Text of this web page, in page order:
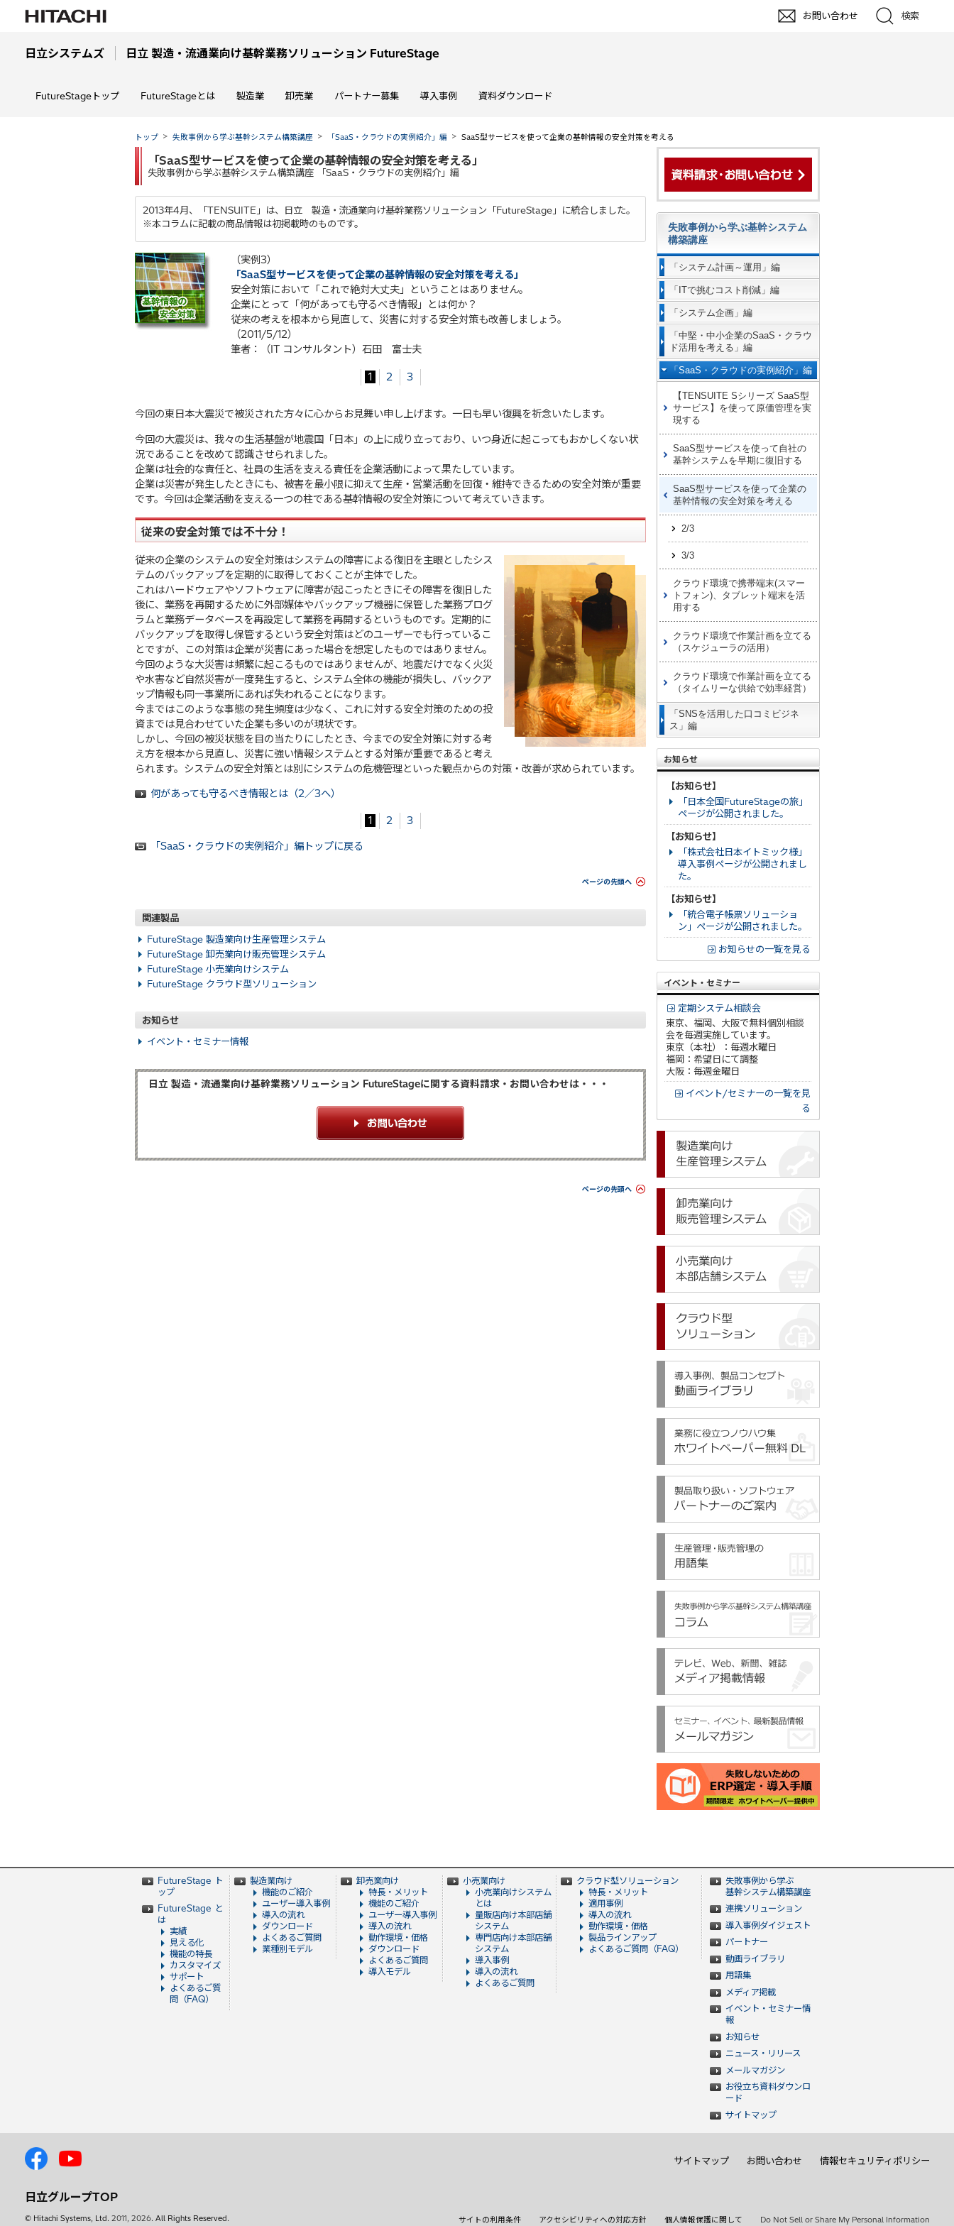
お問い合わせ 検索
日立システムズ 日立 製造・流通業向け基幹業務ソリューション FutureStage
FutureStageトップ FutureStageとは 製造業 卸売業 パートナー募集 導入事例 資料ダウンロード
トップ 失敗事例から学ぶ基幹システム構築講座 「SaaS・クラウドの実例紹介」編 SaaS型サービスを使って企業の基幹情報の安全対策を考える
「SaaS型サービスを使って企業の基幹情報の安全対策を考える」
失敗事例から学ぶ基幹システム構築講座 「SaaS・クラウドの実例紹介」編
2013年4月、「TENSUITE」は、日立 製造・流通業向け基幹業務ソリューション「FutureStage」に統合しました。
※本コラムに記載の商品情報は初掲載時のものです。
（実例3）
「SaaS型サービスを使って企業の基幹情報の安全対策を考える」
安全対策において「これで絶対大丈夫」ということはありません。
企業にとって「何があっても守るべき情報」とは何か？
従来の考えを根本から見直して、災害に対する安全対策も改善しましょう。
（2011/5/12）
筆者：（IT コンサルタント）石田 富士夫
1 2 3
今回の東日本大震災で被災された方々に心からお見舞い申し上げます。一日も早い復興を祈念いたします。
今回の大震災は、我々の生活基盤が地震国「日本」の上に成り立っており、いつ身近に起こってもおかしくない状
況であることを改めて認識させられました。
企業は社会的な責任と、社員の生活を支える責任を企業活動によって果たしています。
企業は災害が発生したときにも、被害を最小限に抑えて生産・営業活動を回復・維持できるための安全対策が重要
です。今回は企業活動を支える一つの柱である基幹情報の安全対策について考えていきます。
従来の安全対策では不十分！
従来の企業のシステムの安全対策はシステムの障害による復旧を主眼としたシス
テムのバックアップを定期的に取得しておくことが主体でした。
これはハードウェアやソフトウェアに障害が起こったときにその障害を復旧した
後に、業務を再開するために外部媒体やバックアップ機器に保管した業務プログ
ラムと業務データベースを再設定して業務を再開するというものです。定期的に
バックアップを取得し保管するという安全対策はどのユーザーでも行っているこ
とですが、この対策は企業が災害にあった場合を想定したものではありません。
今回のような大災害は頻繁に起こるものではありませんが、地震だけでなく火災
や水害など自然災害が一度発生すると、システム全体の機能が損失し、バックア
ップ情報も同一事業所にあれば失われることになります。
今まではこのような事態の発生頻度は少なく、これに対する安全対策のための投
資までは見合わせていた企業も多いのが現状です。
しかし、今回の被災状態を目の当たりにしたとき、今までの安全対策に対する考
え方を根本から見直し、災害に強い情報システムとする対策が重要であると考え
られます。システムの安全対策とは別にシステムの危機管理といった観点からの対策・改善が求められています。
何があっても守るべき情報とは（2／3へ）
1 2
3
「SaaS・クラウドの実例紹介」編トップに戻る
ページの先頭へ
関連製品
FutureStage 製造業向け生産管理システム
FutureStage 卸売業向け販売管理システム
FutureStage 小売業向けシステム
FutureStage クラウド型ソリューション
お知らせ
イベント・セミナー情報
日立 製造・流通業向け基幹業務ソリューション FutureStageに関する資料請求・お問い合わせは・・・
ページの先頭へ
失敗事例から学ぶ基幹システム
構築講座
「システム計画～運用」編
「ITで挑むコスト削減」編
「システム企画」編
「中堅・中小企業のSaaS・クラウ
ド活用を考える」編
「SaaS・クラウドの実例紹介」編
【TENSUITE Sシリーズ SaaS型
サービス】を使って原価管理を実
現する
SaaS型サービスを使って自社の
基幹システムを早期に復旧する
SaaS型サービスを使って企業の
基幹情報の安全対策を考える
2/3
3/3
クラウド環境で携帯端末(スマー
トフォン)、タブレット端末を活
用する
クラウド環境で作業計画を立てる
（スケジューラの活用）
クラウド環境で作業計画を立てる
（タイムリーな供給で効率経営）
「SNSを活用した口コミビジネ
ス」編
お知らせ
【お知らせ】
「日本全国FutureStageの旅」
ページが公開されました。
【お知らせ】
「株式会社日本イトミック様」
導入事例ページが公開されまし
た。
【お知らせ】
「統合電子帳票ソリューショ
ン」ページが公開されました。
お知らせの一覧を見る
イベント・セミナー
定期システム相談会
東京、福岡、大阪で無料個別相談
会を毎週実施しています。
東京（本社）：毎週水曜日
福岡：希望日にて調整
大阪：毎週金曜日
イベント/セミナーの一覧を見
る
FutureStage ト
ップ
FutureStage と
は
実績
見える化
機能の特長
カスタマイズ
サポート
よくあるご質
問（FAQ）
製造業向け
機能のご紹介
ユーザー導入事例
導入の流れ
ダウンロード
よくあるご質問
業種別モデル
卸売業向け
特長・メリット
機能のご紹介
ユーザー導入事例
導入の流れ
動作環境・価格
ダウンロード
よくあるご質問
導入モデル
小売業向け
小売業向けシステム
とは
量販店向け本部店舗
システム
専門店向け本部店舗
システム
導入事例
導入の流れ
よくあるご質問
クラウド型ソリューション
特長・メリット
適用事例
導入の流れ
動作環境・価格
製品ラインアップ
よくあるご質問（FAQ）
失敗事例から学ぶ
基幹システム構築講座
連携ソリューション
導入事例ダイジェスト
パートナー
動画ライブラリ
用語集
メディア掲載
イベント・セミナー情
報
お知らせ
ニュース・リリース
メールマガジン
お役立ち資料ダウンロ
ード
サイトマップ
サイトマップ お問い合わせ 情報セキュリティポリシー
日立グループTOP
サイトの利用条件 アクセシビリティへの対応方針 個人情報保護に関して Do Not Sell or Share My Personal Information
© Hitachi Systems, Ltd. 2011, 2026. All Rights Reserved.